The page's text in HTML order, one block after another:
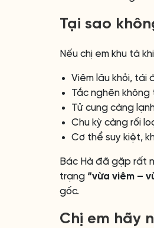
Tại sao
Nếu chị em khu tà
Viêm lâu khỏi, tái
Tắc nghẽn
Tử cung càng
Chu kỳ càng rối
Cơ thể suy kiệt,
Bác Hà đã gặp rất
trạng “vừa viêm –
gốc.
Chị em hãy